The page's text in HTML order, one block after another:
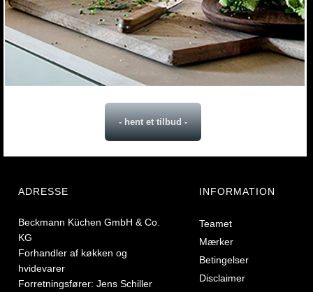
- hent et tilbud -
ADRESSE
Beckmann Küchen GmbH & Co.
KG
Forhandler af køkken og
hvidevarer
Forretningsfører: Jens Schiller
INFORMATION
Teamet
Mærker
Betingelser
Disclaimer